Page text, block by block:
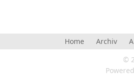
Home Archiv
©